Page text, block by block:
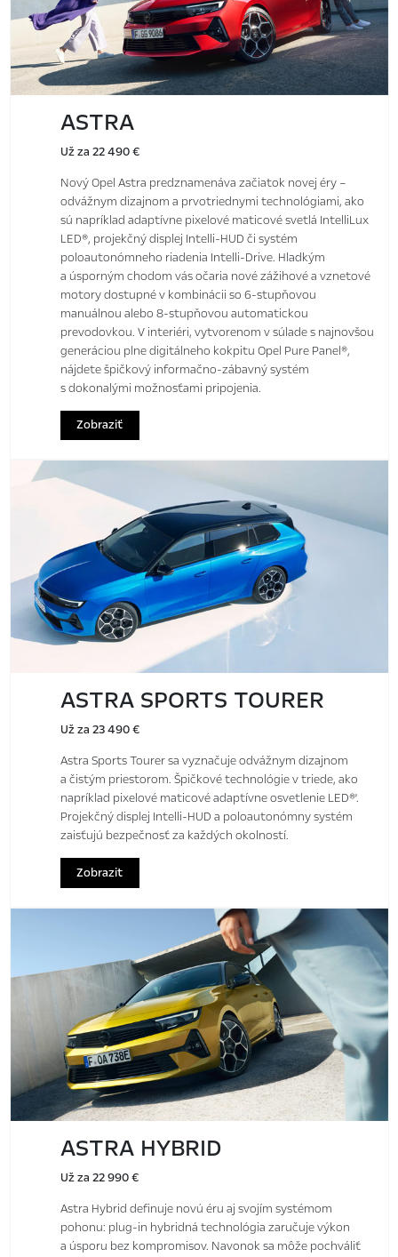
ASTRA
Už za 22 490 €
Nový Opel Astra predznamenáva začiatok novej éry –
odvážnym dizajnom a prvotriednymi technológiami, ako
sú napríklad adaptívne pixelové maticové svetlá IntelliLux
LED®, projekčný displej Intelli-HUD či systém
poloautonómneho riadenia Intelli-Drive. Hladkým
a úsporným chodom vás očaria nové zážihové a vznetové
motory dostupné v kombinácii so 6-stupňovou
manuálnou alebo 8-stupňovou automatickou
prevodovkou. V interiéri, vytvorenom v súlade s najnovšou
generáciou plne digitálneho kokpitu Opel Pure Panel®,
nájdete špičkový informačno-zábavný systém
s dokonalými možnosťami pripojenia.
Zobraziť
ASTRA SPORTS TOURER
Už za 23 490 €
Astra Sports Tourer sa vyznačuje odvážnym dizajnom
a čistým priestorom. Špičkové technológie v triede, ako
napríklad pixelové maticové adaptívne osvetlenie LED®'.
Projekčný displej Intelli-HUD a poloautonómny systém
zaisťujú bezpečnosť za každých okolností.
Zobrazit
ASTRA HYBRID
Už za 22 990 €
Astra Hybrid definuje novú éru aj svojím systémom
pohonu: plug-in hybridná technológia zaručuje výkon
a úsporu bez kompromisov. Navonok sa môže pochváliť